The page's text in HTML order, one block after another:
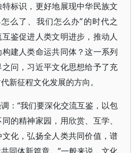
标识，更好地展现中华民族文
么了、我们怎么办”的时代之
鉴促进人类文明进步，推动人
建人类命运共同体？这一系列
问，习近平文化思想给予了充
新征程文化发展的方向。
：“我们要深化交流互鉴，以包
的精神家园，用欣赏、互学、
化，弘扬全人类共同价值，谱